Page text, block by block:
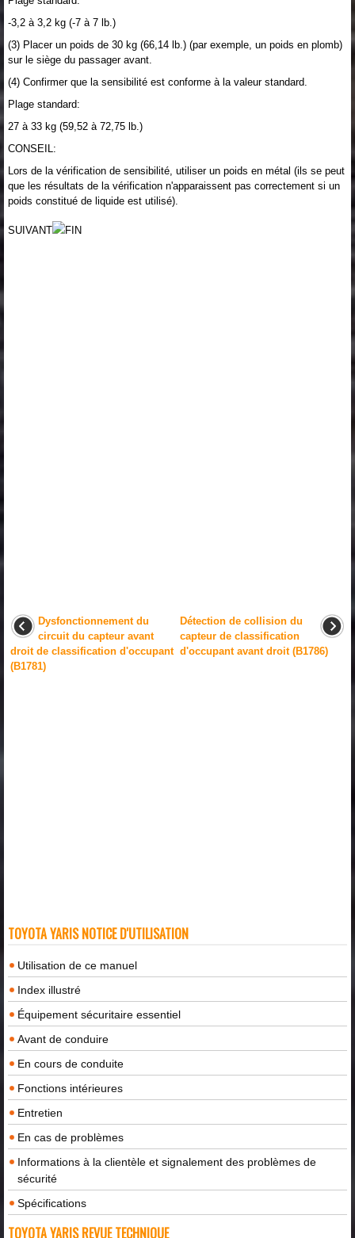
-3,2 à 3,2 kg (-7 à 7 lb.)
(3) Placer un poids de 30 kg (66,14 lb.) (par exemple, un poids en plomb)
sur le siège du passager avant.
(4) Confirmer que la sensibilité est conforme à la valeur standard.
Plage standard:
27 à 33 kg (59,52 à 72,75 lb.)
CONSEIL:
Lors de la vérification de sensibilité, utiliser un poids en métal (ils se peut
que les résultats de la vérification n'apparaissent pas correctement si un
poids constitué de liquide est utilisé).
SUIVANT FIN
Dysfonctionnement du
circuit du capteur avant
droit de classification d'occupant
(B1781)
Détection de collision du
capteur de classification
d'occupant avant droit (B1786)
TOYOTA YARIS NOTICE D'UTILISATION
Utilisation de ce manuel
Index illustré
Équipement sécuritaire essentiel
Avant de conduire
En cours de conduite
Fonctions intérieures
Entretien
En cas de problèmes
Informations à la clientèle et signalement des problèmes de
sécurité
Spécifications
TOYOTA YARIS REVUE TECHNIQUE